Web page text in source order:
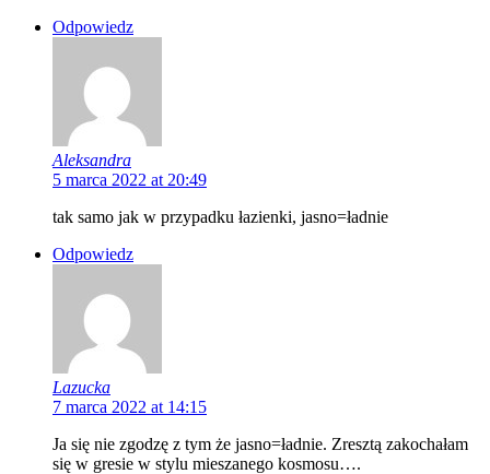
Odpowiedz
Aleksandra
5 marca 2022 at 20:49
tak samo jak w przypadku łazienki, jasno=ładnie
Odpowiedz
Lazucka
7 marca 2022 at 14:15
Ja się nie zgodzę z tym że jasno=ładnie. Zresztą zakochałam
się w gresie w stylu mieszanego kosmosu….